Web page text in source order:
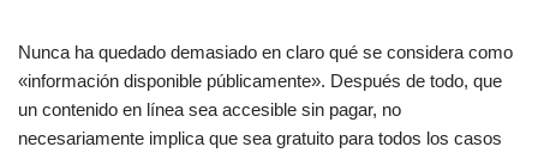
Nunca ha quedado demasiado en claro qué se considera como
«información disponible públicamente». Después de todo, que
un contenido en línea sea accesible sin pagar, no
necesariamente implica que sea gratuito para todos los casos